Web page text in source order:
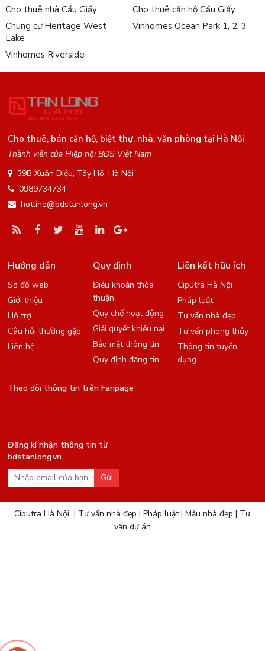
Cho thuê nhà Cầu Giấy
Cho thuê căn hộ Cầu Giấy
Chung cư Heritage West
Lake
Vinhomes Ocean Park 1, 2, 3
Vinhomes Riverside
Cho thuê, bán căn hộ, biệt thự, nhà, văn phòng tại Hà Nội
Thành viên của Hiệp hội BĐS Việt Nam
39B Xuân Diệu, Tây Hồ, Hà Nội
0989734734
hotline@bdstanlong.vn
Hướng dẫn
Sơ đồ web
Giới thiệu
Hỗ trợ
Câu hỏi thường gặp
Liên hệ
Quy định
Điều khoản thỏa
thuận
Quy chế hoạt động
Giải quyết khiếu nại
Bảo mật thông tin
Quy định đăng tin
Liên kết hữu ích
Ciputra Hà Nội
Pháp luật
Tư vấn nhà đẹp
Tư vấn phong thủy
Thông tin tuyển
dụng
Theo dõi thông tin trên Fanpage
Đăng kí nhận thông tin từ
bdstanlong.vn
Gửi
Ciputra Hà Nội | Tư vấn nhà đẹp |Pháp luật|Mẫu nhà đẹp | Tư
vấn dự án